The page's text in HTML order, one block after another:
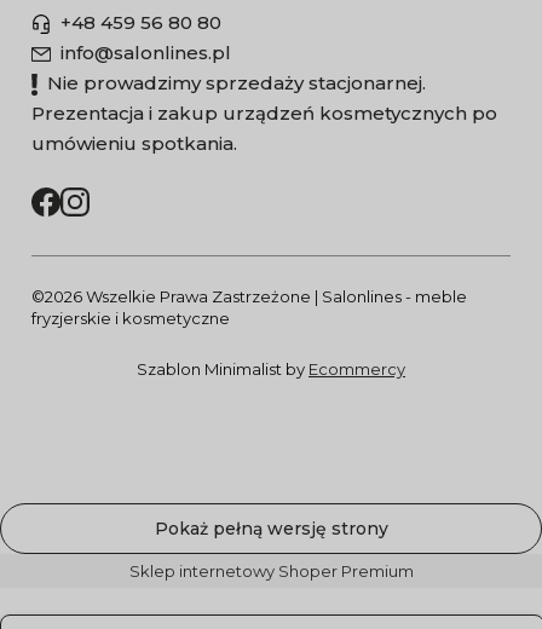
+48 459 56 80 80
info@salonlines.pl
Nie prowadzimy sprzedaży stacjonarnej.
Prezentacja i zakup urządzeń kosmetycznych po
umówieniu spotkania.
©2026 Wszelkie Prawa Zastrzeżone | Salonlines - meble
fryzjerskie i kosmetyczne
Szablon Minimalist by Ecommercy
Pokaż pełną wersję strony
Sklep internetowy Shoper Premium